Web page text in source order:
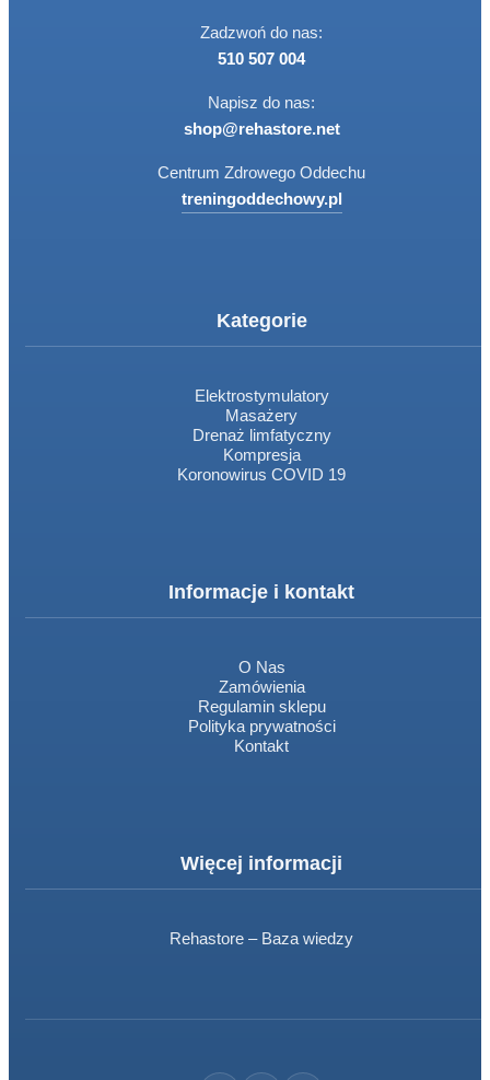
Zadzwoń do nas:
510 507 004
Napisz do nas:
shop@rehastore.net
Centrum Zdrowego Oddechu
treningoddechowy.pl
Kategorie
Elektrostymulatory
Masażery
Drenaż limfatyczny
Kompresja
Koronowirus COVID 19
Informacje i kontakt
O Nas
Zamówienia
Regulamin sklepu
Polityka prywatności
Kontakt
Więcej informacji
Rehastore – Baza wiedzy